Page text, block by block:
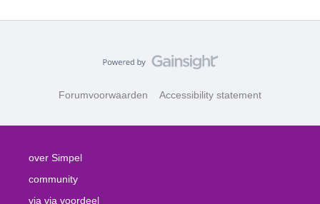
Forumvoorwaarden Accessibility statement
over Simpel
community
via via voordeel